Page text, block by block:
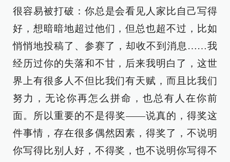
很容易被打破：你总是会看见人家比自己写得
好，想暗暗地超过他们，但总也超不过，比如
悄悄地投稿了、参赛了，却收不到消息……我
经历过你的失落和不甘，后来我明白了，这世
界上有很多人不但比我们有天赋，而且比我们
努力，无论你再怎么拼命，也总有人在你前
面。所以重要的不是得奖——说真的，得奖这
件事情，存在很多偶然因素，得奖了，不说明
你写得比别人好，不得奖，也不说明你写得不